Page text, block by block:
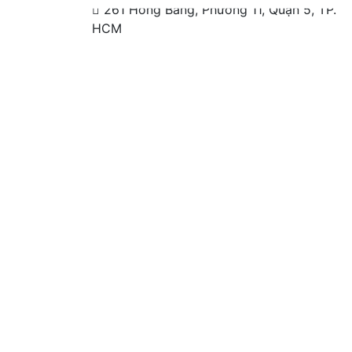
261 Hồng Bàng, Phường 11, Quận 5, TP.
HCM